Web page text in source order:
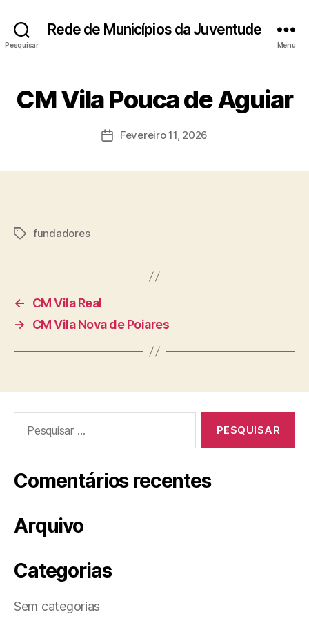
Pesquisar
Rede de Municípios da Juventude
Menu
CM Vila Pouca de Aguiar
DataFevereiro 11, 2026
Etiquetas
fundadores
←
CM Vila Real
→
CM Vila Nova de Poiares
por:
Comentários recentes
Arquivo
Categorias
Sem categorias